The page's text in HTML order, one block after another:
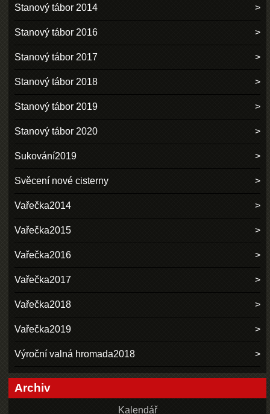
Stanový tábor 2014
Stanový tábor 2016
Stanový tábor 2017
Stanový tábor 2018
Stanový tábor 2019
Stanový tábor 2020
Sukování2019
Svěcení nové cisterny
Vařečka2014
Vařečka2015
Vařečka2016
Vařečka2017
Vařečka2018
Vařečka2019
Výroční valná hromada2018
Archiv
Kalendář